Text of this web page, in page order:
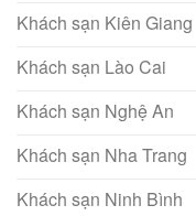
Khách sạn Kiên Giang
Khách sạn Lào Cai
Khách sạn Nghệ An
Khách sạn Nha Trang
Khách sạn Ninh Bình